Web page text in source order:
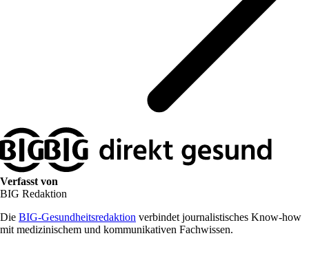
Verfasst von
BIG Redaktion
Die BIG-Gesundheitsredaktion verbindet journalistisches Know-how
mit medizinischem und kommunikativen Fachwissen.